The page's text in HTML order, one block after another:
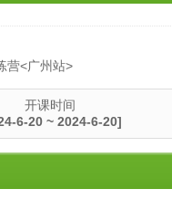
营<广州站>
开课时间
6-20 ~ 2024-6-20]